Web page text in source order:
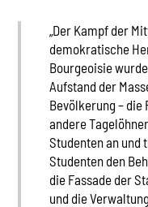
„Der Kampf der
demokratische
Bourgeoisie
Aufstand der
Bevölkerung – die
andere
Studenten an und
Studenten den
die Fassade der
und die